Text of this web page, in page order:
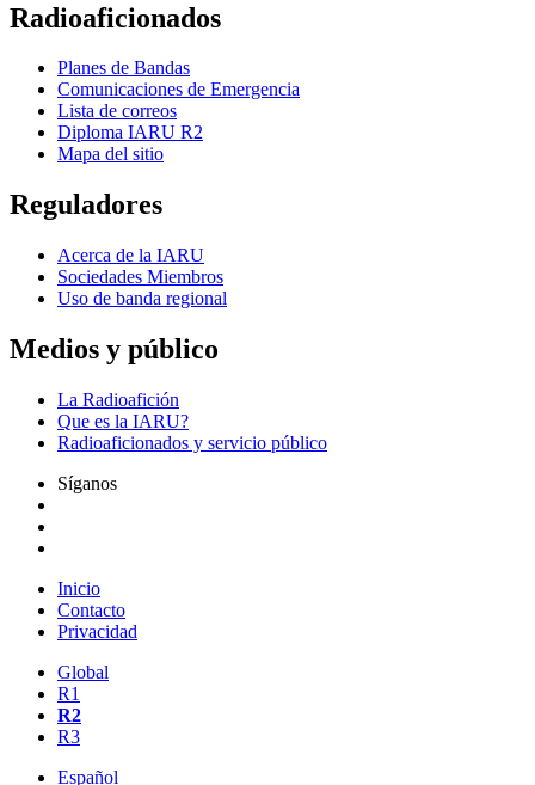
Radioaficionados
Planes de Bandas
Comunicaciones de Emergencia
Lista de correos
Diploma IARU R2
Mapa del sitio
Reguladores
Acerca de la IARU
Sociedades Miembros
Uso de banda regional
Medios y público
La Radioafición
Que es la IARU?
Radioaficionados y servicio público
Síganos
Inicio
Contacto
Privacidad
Global
R1
R2
R3
Español